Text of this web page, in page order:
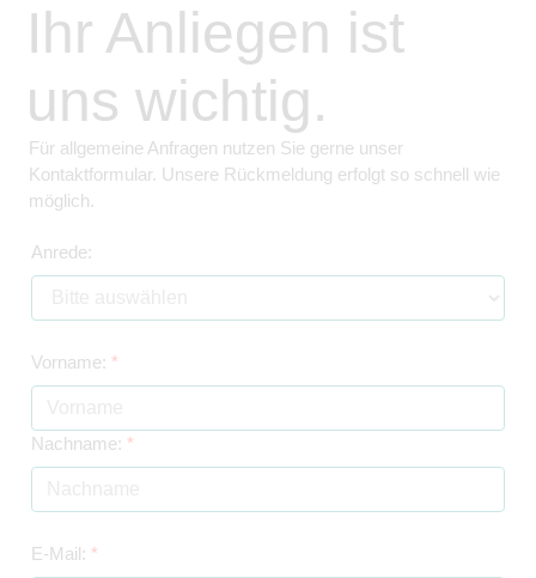
Ihr Anliegen ist
uns wichtig.
Für allgemeine Anfragen nutzen Sie gerne unser
Kontaktformular. Unsere Rückmeldung erfolgt so schnell wie
möglich.
Anrede:
Vorname: *
Nachname: *
E-Mail: *